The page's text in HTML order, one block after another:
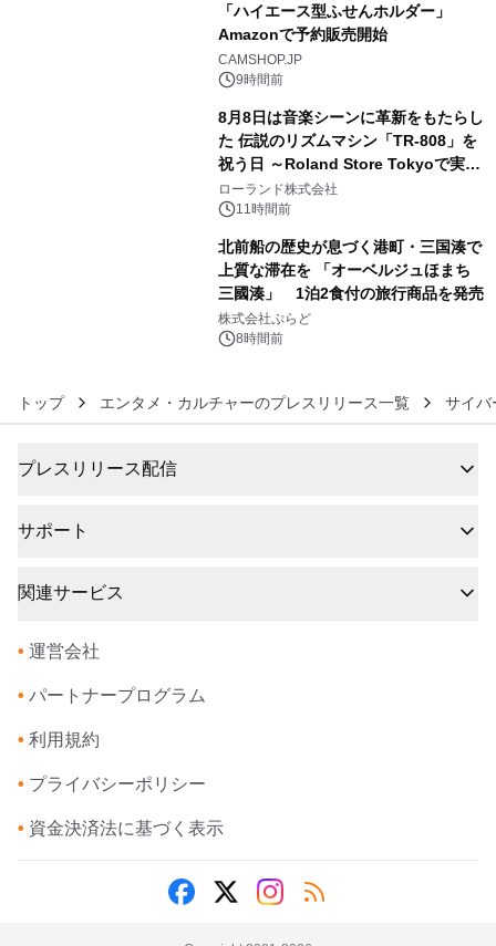
「ハイエース型ふせんホルダー」
Amazonで予約販売開始
CAMSHOP.JP
9時間前
8月8日は音楽シーンに革新をもたらし
た 伝説のリズムマシン「TR-808」を
祝う日 ～Roland Store Tokyoで実機
を展示しての 記念キャンペーンを開
催 英国ラジオ「NTS」の 特別プログ
アーティストを フィーチャーしたアニ
メーションを公開～
ローランド株式会社
11時間前
北前船の歴史が息づく港町・三国湊で
上質な滞在を 「オーベルジュほまち
三國湊」 1泊2食付の旅行商品を発売
株式会社ぷらど
8時間前
トップ エンタメ・カルチャーのプレスリリース一覧 サイバ
プレスリリース配信
サポート
関連サービス
• 運営会社
• パートナープログラム
• 利用規約
• プライバシーポリシー
• 資金決済法に基づく表示